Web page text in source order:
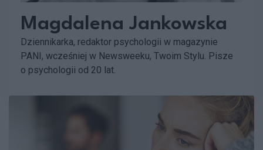
Magdalena Jankowska
Dziennikarka, redaktor psychologii w magazynie
PANI, wcześniej w Newsweeku, Twoim Stylu. Pisze
o psychologii od 20 lat.